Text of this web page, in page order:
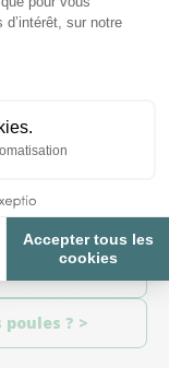
sur notre
Accepter tous les
cookies
souffrir d’un
? >